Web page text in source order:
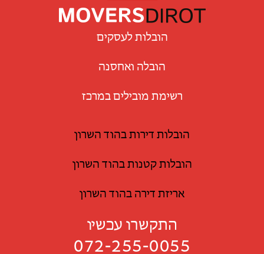
הובלות לעסקים
הובלה ואחסנה
רשימת מובילים במרכז
הובלות דירות בהוד השרון
הובלות קטנות בהוד השרון
אריזת דירה בהוד השרון
התקשרו עכשיו
072-255-0055